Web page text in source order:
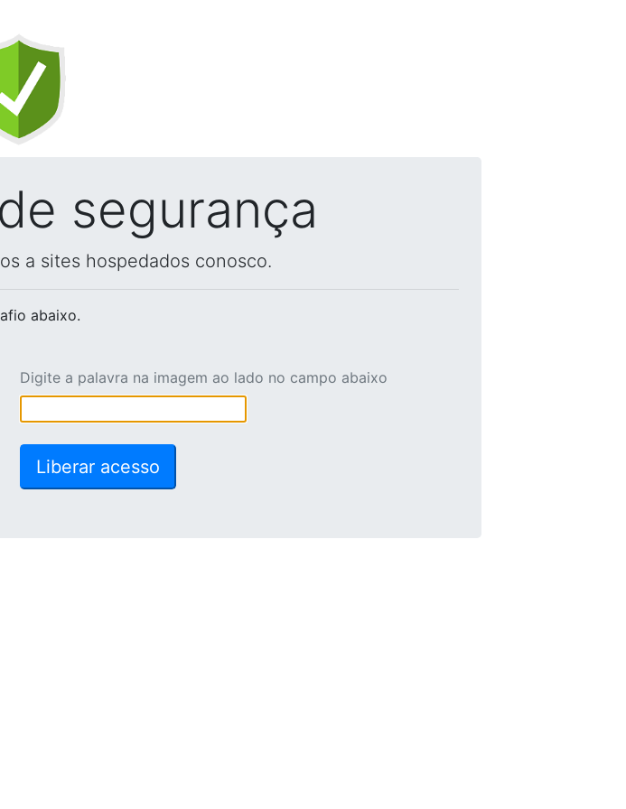
segurança
a sites hospedados conosco.
abaixo.
Digite a palavra na imagem ao lado no campo abaixo